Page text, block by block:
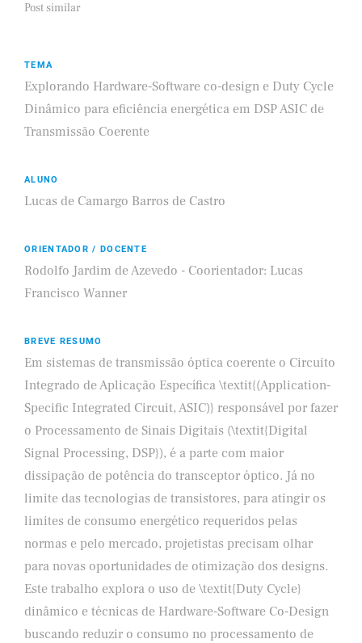
Post similar
TEMA
Explorando Hardware-Software co-design e Duty Cycle
Dinâmico para eficiência energética em DSP ASIC de
Transmissão Coerente
ALUNO
Lucas de Camargo Barros de Castro
ORIENTADOR / DOCENTE
Rodolfo Jardim de Azevedo - Coorientador: Lucas
Francisco Wanner
BREVE RESUMO
Em sistemas de transmissão óptica coerente o Circuito
Integrado de Aplicação Específica \textit{(Application-
Specific Integrated Circuit, ASIC)} responsável por fazer
o Processamento de Sinais Digitais (\textit{Digital
Signal Processing, DSP}), é a parte com maior
dissipação de potência do transceptor óptico. Já no
limite das tecnologias de transistores, para atingir os
limites de consumo energético requeridos pelas
normas e pelo mercado, projetistas precisam olhar
para novas oportunidades de otimização dos designs.
Este trabalho explora o uso de \textit{Duty Cycle}
dinâmico e técnicas de Hardware-Software Co-Design
buscando reduzir o consumo no processamento de